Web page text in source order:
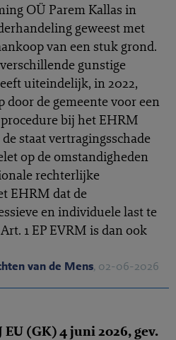
OÜ Parem Kallas in
geweest met
van een stuk grond.
gunstige
uiteindelijk, in 2022,
door de gemeente voor een
bij het EHRM
staat vertragingsschade
op de omstandigheden
rechterlijke
EHRM dat de
en individuele last te
1 EP EVRM is dan ook
van de Mens, 02-06-2026
(GK) 4 juni 2026, gev.